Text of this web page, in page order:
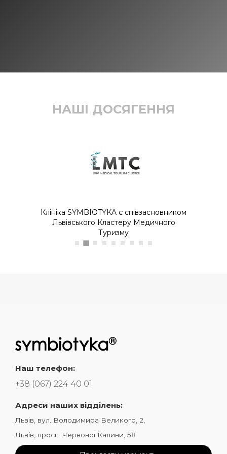
НАШІ ДОСЯГЕННЯ
Клініка SYMBIOTYKA є співзасновником
Львівського Кластеру Медичного
Туризму
Наш телефон:
+38 (067) 224 40 01
Адреси наших відділень:
Львів, вул. Володимира Великого, 2,
Львів, просп. Червоної Калини, 58